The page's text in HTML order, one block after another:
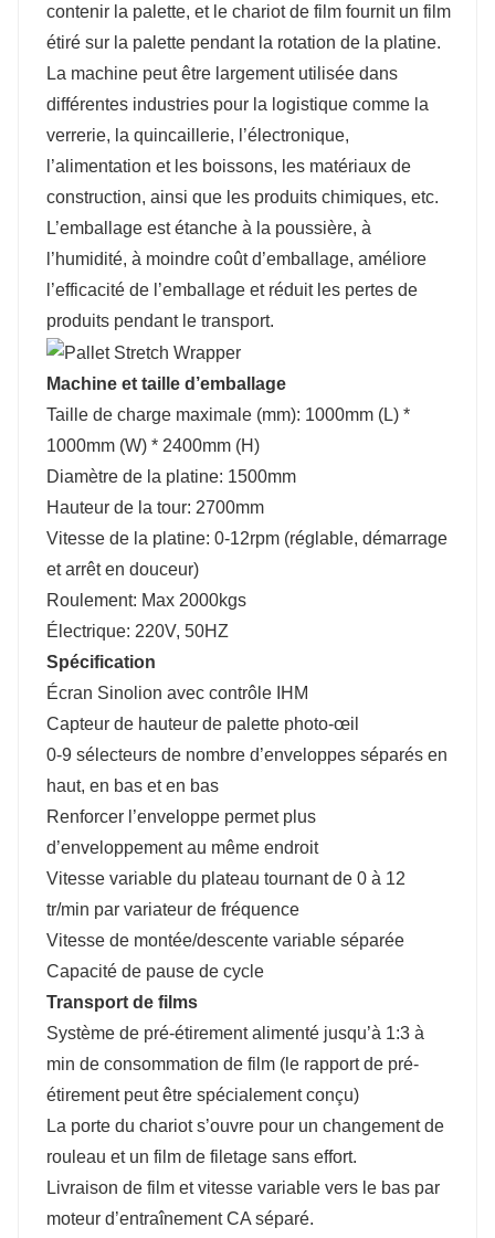
contenir la palette, et le chariot de film fournit un film
étiré sur la palette pendant la rotation de la platine.
La machine peut être largement utilisée dans
différentes industries pour la logistique comme la
verrerie, la quincaillerie, l’électronique,
l’alimentation et les boissons, les matériaux de
construction, ainsi que les produits chimiques, etc.
L’emballage est étanche à la poussière, à
l’humidité, à moindre coût d’emballage, améliore
l’efficacité de l’emballage et réduit les pertes de
produits pendant le transport.
Machine et taille d’emballage
Taille de charge maximale (mm): 1000mm (L) *
1000mm (W) * 2400mm (H)
Diamètre de la platine: 1500mm
Hauteur de la tour: 2700mm
Vitesse de la platine: 0-12rpm (réglable, démarrage
et arrêt en douceur)
Roulement: Max 2000kgs
Électrique: 220V, 50HZ
Spécification
Écran Sinolion avec contrôle IHM
Capteur de hauteur de palette photo-œil
0-9 sélecteurs de nombre d’enveloppes séparés en
haut, en bas et en bas
Renforcer l’enveloppe permet plus
d’enveloppement au même endroit
Vitesse variable du plateau tournant de 0 à 12
tr/min par variateur de fréquence
Vitesse de montée/descente variable séparée
Capacité de pause de cycle
Transport de films
Système de pré-étirement alimenté jusqu’à 1:3 à
min de consommation de film (le rapport de pré-
étirement peut être spécialement conçu)
La porte du chariot s’ouvre pour un changement de
rouleau et un film de filetage sans effort.
Livraison de film et vitesse variable vers le bas par
moteur d’entraînement CA séparé.